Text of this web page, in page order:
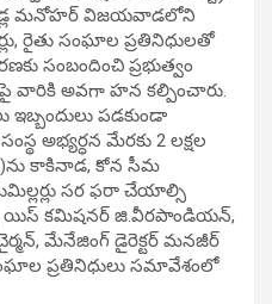
మనోహర్ విజయవాడలోని
రైతు సంఘాల ప్రతినిధులతో
సంబందించి ప్రభుత్వం
వారికి అవగా హన కల్పించారు.
ఇబ్బందులు పడకుండా
అభ్యర్ధన మేరకు 2 లక్షల
కాకినాడ, కోన సీమ
సర ఫరా చేయాల్సి
యిస్ కమిషనర్ జి.వీరపాండియన్,
మేనేజింగ్ డైరెక్టర్ మనజీర్
ప్రతినిధులు సమావేశంలో